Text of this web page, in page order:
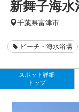
新舞子海水
千葉県富津市
ビーチ・海水浴場
スポット詳細
トップ